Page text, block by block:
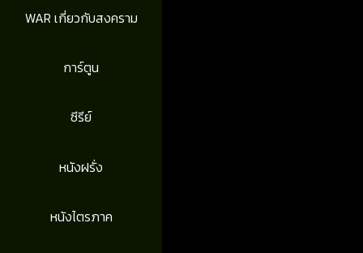
WAR เกี่ยวกับสงคราม
การ์ตูน
ซีรีย์
หนังฝรั่ง
หนังไตรภาค